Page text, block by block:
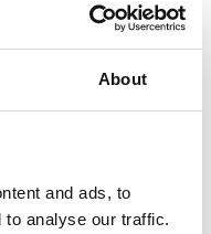
About
and ads, to
to analyse our traffic.